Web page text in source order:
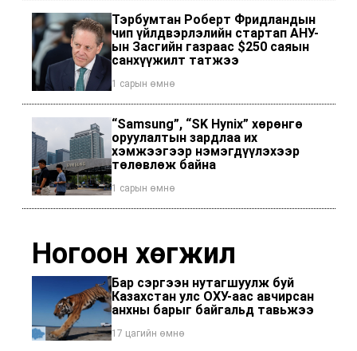
Тэрбумтан Роберт Фридландын
чип үйлдвэрлэлийн стартап АНУ-
ын Засгийн газраас $250 саяын
санхүүжилт татжээ
1 сарын өмнө
“Samsung”, “SK Hynix” хөрөнгө
оруулалтын зардлаа их
хэмжээгээр нэмэгдүүлэхээр
төлөвлөж байна
1 сарын өмнө
Ногоон хөгжил
Бар сэргээн нутагшуулж буй
Казахстан улс ОХУ-аас авчирсан
анхны барыг байгальд тавьжээ
17 цагийн өмнө